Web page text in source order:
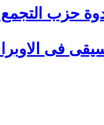
حزب التجمع
فى